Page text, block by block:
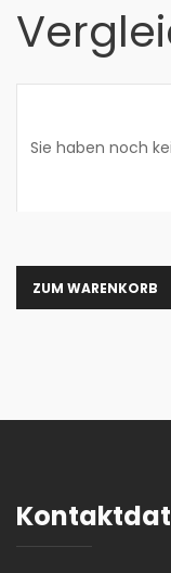
Sie haben noch
ZUM WARENKORB